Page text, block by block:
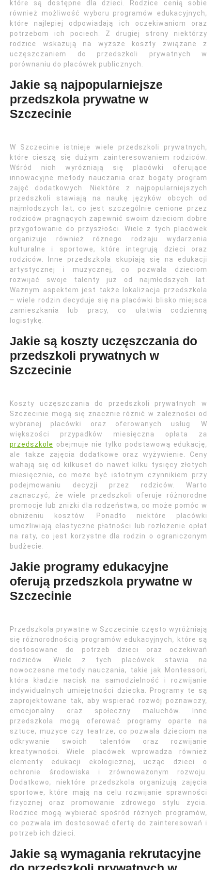
które są dostępne dla dzieci. Rodzice cenią sobie
również możliwość wyboru programów edukacyjnych,
które najlepiej odpowiadają ich oczekiwaniom oraz
potrzebom ich pociech. Z drugiej strony niektórzy
rodzice wskazują na wyższe koszty związane z
uczęszczaniem do przedszkoli prywatnych w
porównaniu do placówek publicznych.
Jakie są najpopularniejsze
przedszkola prywatne w
Szczecinie
W Szczecinie istnieje wiele przedszkoli prywatnych,
które cieszą się dużym zainteresowaniem rodziców.
Wśród nich wyróżniają się placówki oferujące
innowacyjne metody nauczania oraz bogaty program
zajęć dodatkowych. Niektóre z najpopularniejszych
przedszkoli stawiają na naukę języków obcych od
najmłodszych lat, co jest szczególnie cenione przez
rodziców pragnących zapewnić swoim dzieciom dobre
przygotowanie do przyszłości. Wiele z tych placówek
organizuje również różnego rodzaju wydarzenia
kulturalne i sportowe, które integrują dzieci oraz
rodziców. Inne przedszkola skupiają się na edukacji
artystycznej i muzycznej, co pozwala dzieciom
rozwijać swoje talenty już od najmłodszych lat.
Ważnym aspektem jest także lokalizacja przedszkola
– wiele rodzin decyduje się na placówki blisko miejsca
zamieszkania lub pracy, co ułatwia codzienną
logistykę.
Jakie są koszty uczęszczania do
przedszkoli prywatnych w
Szczecinie
Koszty uczęszczania do przedszkoli prywatnych w
Szczecinie mogą się znacznie różnić w zależności od
wybranej placówki oraz oferowanych usług. W
większości przypadków miesięczna opłata za
przedszkole obejmuje nie tylko podstawową edukację,
ale także zajęcia dodatkowe oraz wyżywienie. Ceny
wahają się od kilkuset do nawet kilku tysięcy złotych
miesięcznie, co może być istotnym czynnikiem przy
podejmowaniu decyzji przez rodziców. Warto
zaznaczyć, że wiele przedszkoli oferuje różnorodne
promocje lub zniżki dla rodzeństwa, co może pomóc w
obniżeniu kosztów. Ponadto niektóre placówki
umożliwiają elastyczne płatności lub rozłożenie opłat
na raty, co jest korzystne dla rodzin o ograniczonym
budżecie.
Jakie programy edukacyjne
oferują przedszkola prywatne w
Szczecinie
Przedszkola prywatne w Szczecinie często wyróżniają
się różnorodnością programów edukacyjnych, które są
dostosowane do potrzeb dzieci oraz oczekiwań
rodziców. Wiele z tych placówek stawia na
nowoczesne metody nauczania, takie jak Montessori,
która kładzie nacisk na samodzielność i rozwijanie
indywidualnych umiejętności dziecka. Programy te są
zaprojektowane tak, aby wspierać rozwój poznawczy,
emocjonalny oraz społeczny maluchów. Inne
przedszkola mogą oferować programy oparte na
sztuce, muzyce czy teatrze, co pozwala dzieciom na
odkrywanie swoich talentów oraz rozwijanie
kreatywności. Wiele placówek wprowadza również
elementy edukacji ekologicznej, ucząc dzieci o
ochronie środowiska i zrównoważonym rozwoju.
Dodatkowo, niektóre przedszkola organizują zajęcia
sportowe, które mają na celu rozwijanie sprawności
fizycznej oraz promowanie zdrowego stylu życia.
Rodzice mogą wybierać spośród różnych programów,
co pozwala im dostosować ofertę do zainteresowań i
potrzeb ich dzieci.
Jakie są wymagania rekrutacyjne